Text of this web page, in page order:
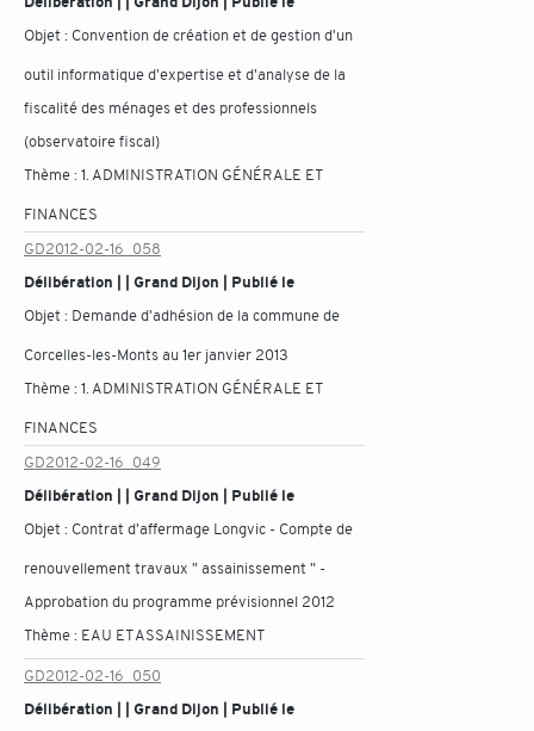
Objet : Convention de création et de gestion d'un
outil informatique d'expertise et d'analyse de la
fiscalité des ménages et des professionnels
(observatoire fiscal)
Thème :1. ADMINISTRATION GÉNÉRALE ET
FINANCES
GD2012-02-16_058
Délibération | | Grand Dijon | Publié le
Objet : Demande d'adhésion de la commune de
Corcelles-les-Monts au 1er janvier 2013
Thème :1. ADMINISTRATION GÉNÉRALE ET
FINANCES
GD2012-02-16_049
Délibération | | Grand Dijon | Publié le
Objet : Contrat d'affermage Longvic - Compte de
renouvellement travaux " assainissement " -
Approbation du programme prévisionnel 2012
Thème : EAU ET ASSAINISSEMENT
GD2012-02-16_050
Délibération | | Grand Dijon | Publié le